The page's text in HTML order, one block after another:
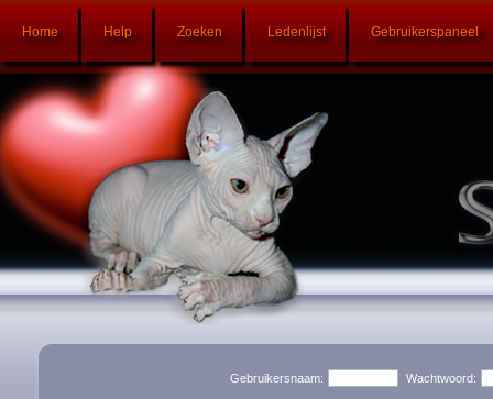
Home Help Zoeken Ledenlijst Gebruikerspaneel
Gebruikersnaam: Wachtwoord: